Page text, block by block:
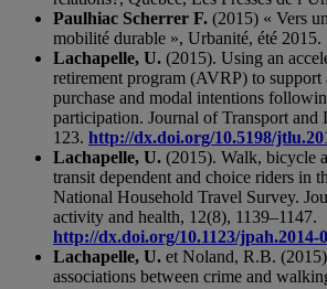
Paulhiac Scherrer F. (2015) « Vers
mobilité durable », Urbanité, été 2015.
Lachapelle, U. (2015). Using an
retirement program (AVRP) to support
purchase and modal intentions
participation. Journal of Transport and
123. http://dx.doi.org/10.5198/
Lachapelle, U. (2015). Walk, bicycle
transit dependent and choice riders in
National Household Travel Survey.
activity and health, 12(8), 1139–1147.
http://dx.doi.org/10.1123/jpah.2014-
Lachapelle, U. et Noland, R.B.
associations between crime and